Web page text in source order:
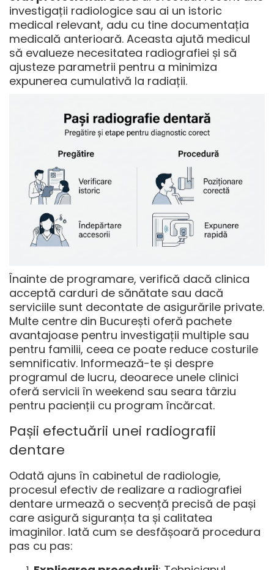
investigații radiologice sau ai un istoric
medical relevant, adu cu tine documentația
medicală anterioară. Aceasta ajută medicul
să evalueze necesitatea radiografiei și să
ajusteze parametrii pentru a minimiza
expunerea cumulativă la radiații.
Înainte de programare, verifică dacă clinica
acceptă carduri de sănătate sau dacă
serviciile sunt decontate de asigurările private.
Multe centre din București oferă pachete
avantajoase pentru investigații multiple sau
pentru familii, ceea ce poate reduce costurile
semnificativ. Informează-te și despre
programul de lucru, deoarece unele clinici
oferă servicii în weekend sau seara târziu
pentru pacienții cu program încărcat.
Pașii efectuării unei radiografii
dentare
Odată ajuns în cabinetul de radiologie,
procesul efectiv de realizare a radiografiei
dentare urmează o secvență precisă de pași
care asigură siguranța ta și calitatea
imaginilor. Iată cum se desfășoară procedura
pas cu pas: